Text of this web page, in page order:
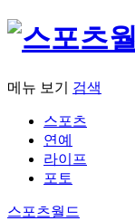
메뉴 보기 검색
스포츠
연예
라이프
포토
스포츠월드